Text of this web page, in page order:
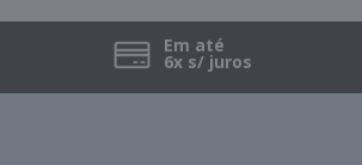
Em até
6x s/ juros